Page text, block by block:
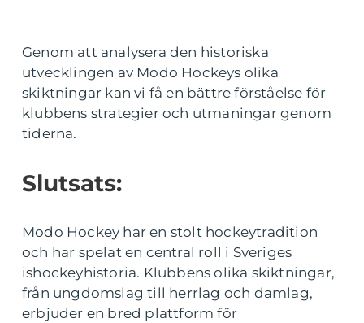
Genom att analysera den historiska
utvecklingen av Modo Hockeys olika
skiktningar kan vi få en bättre förståelse för
klubbens strategier och utmaningar genom
tiderna.
Slutsats:
Modo Hockey har en stolt hockeytradition
och har spelat en central roll i Sveriges
ishockeyhistoria. Klubbens olika skiktningar,
från ungdomslag till herrlag och damlag,
erbjuder en bred plattform för